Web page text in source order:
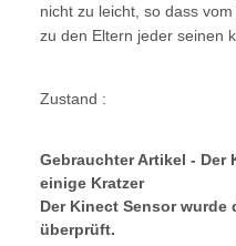
nicht zu leicht, so dass
zu den Eltern jeder seinen
Zustand :
Gebrauchter Artikel - Der
einige Kratzer
Der Kinect Sensor
überprüft.